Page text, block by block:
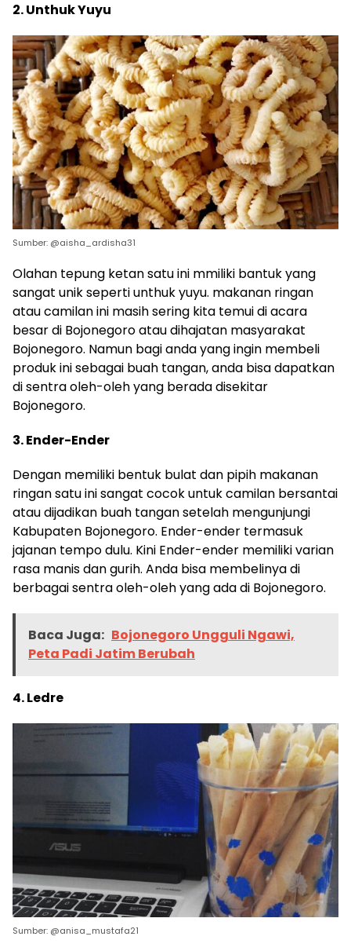
2. Unthuk Yuyu
Sumber: @aisha_ardisha31
Olahan tepung ketan satu ini mmiliki bantuk yang
sangat unik seperti unthuk yuyu. makanan ringan
atau camilan ini masih sering kita temui di acara
besar di Bojonegoro atau dihajatan masyarakat
Bojonegoro. Namun bagi anda yang ingin membeli
produk ini sebagai buah tangan, anda bisa dapatkan
di sentra oleh-oleh yang berada disekitar
Bojonegoro.
3. Ender-Ender
Dengan memiliki bentuk bulat dan pipih makanan
ringan satu ini sangat cocok untuk camilan bersantai
atau dijadikan buah tangan setelah mengunjungi
Kabupaten Bojonegoro. Ender-ender termasuk
jajanan tempo dulu. Kini Ender-ender memiliki varian
rasa manis dan gurih. Anda bisa membelinya di
berbagai sentra oleh-oleh yang ada di Bojonegoro.
Baca Juga: Bojonegoro Ungguli Ngawi,
Peta Padi Jatim Berubah
4. Ledre
Sumber: @anisa_mustafa21